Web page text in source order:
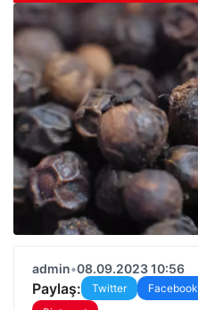
admin•08.09.2023 10:56
Paylaş: Twitter Facebook